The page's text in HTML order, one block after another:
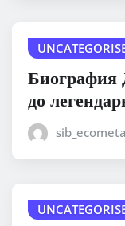
Биография
до